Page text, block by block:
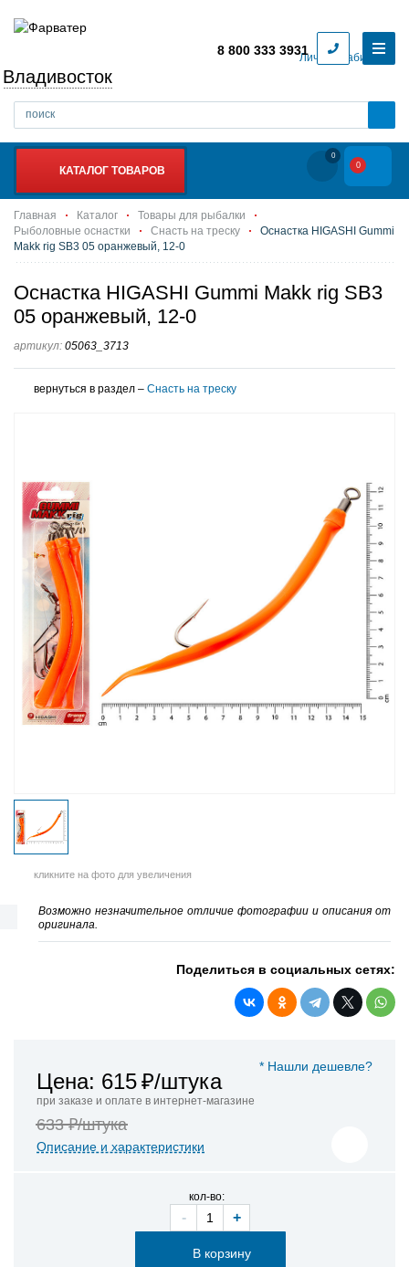
Личный кабинет
Владивосток
8 800 333 3931
КАТАЛОГ ТОВАРОВ
0
0
Главная Каталог
Товары для рыбалки
Рыболовные оснастки
Снасть на треску
Оснастка HIGASHI Gummi
Makk rig SB3 05 оранжевый, 12-0
Оснастка HIGASHI Gummi Makk rig SB3
05 оранжевый, 12-0
артикул: 05063_3713
вернуться в раздел – Снасть на треску
кликните на фото для увеличения
Возможно незначительное отличие фотографии и описания от
оригинала.
Поделиться в социальных сетях:
* Нашли дешевле?
Цена: 615₽/штука
при заказе и оплате в интернет-магазине
633 ₽/штука
Описание и характеристики
кол-во:
- +